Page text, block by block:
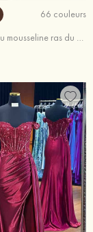
66 couleurs
Trapèze bateau mousseline ras du sol robe de mere de la mariée portobello